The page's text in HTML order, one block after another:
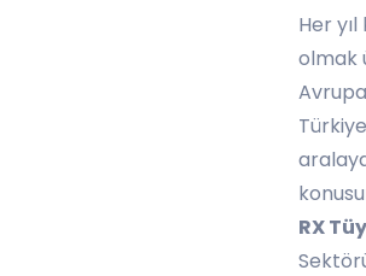
Her
olmak
RX